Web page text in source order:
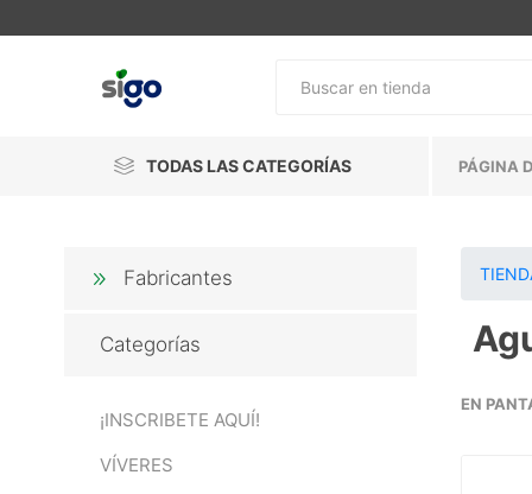
TODAS LAS CATEGORÍAS PÁGINA
EN
Fabricantes
Categorías
¡INSCRIBETE AQUÍ!
VÍVERES